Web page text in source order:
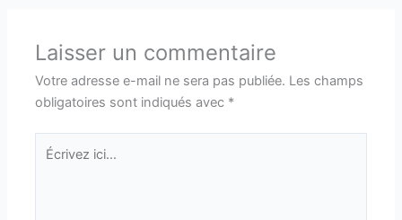
Laisser un commentaire
Votre adresse e-mail ne sera pas publiée. Les champs
obligatoires sont indiqués avec *
Écrivez
ici…